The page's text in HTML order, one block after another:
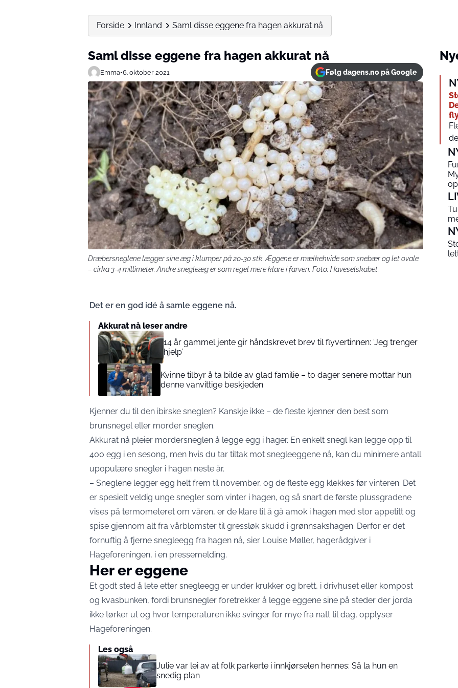
Forside Innland Saml disse eggene fra hagen akkurat nå
Saml disse eggene fra hagen akkurat nå
Emma•6. oktober 2021 Følg dagens.no på Google
Dræbersneglene lægger sine æg i klumper på 20-30 stk. Æggene er mælkehvide som snebær og let ovale
– cirka 3-4 millimeter. Andre snegleæg er som regel mere klare i farven. Foto: Haveselskabet.
Det er en god idé å samle eggene nå.
Akkurat nå leser andre
14 år gammel jente gir håndskrevet brev til flyvertinnen: ‘Jeg trenger
hjelp’
Kvinne tilbyr å ta bilde av glad familie – to dager senere mottar hun
denne vanvittige beskjeden
Kjenner du til den ibirske sneglen? Kanskje ikke – de fleste kjenner den best som
brunsnegel eller morder sneglen.
Akkurat nå pleier mordersneglen å legge egg i hager. En enkelt snegl kan legge opp til
400 egg i en sesong, men hvis du tar tiltak mot snegleeggene nå, kan du minimere antall
upopulære snegler i hagen neste år.
– Sneglene legger egg helt frem til november, og de fleste egg klekkes før vinteren. Det
er spesielt veldig unge snegler som vinter i hagen, og så snart de første plussgradene
vises på termometeret om våren, er de klare til å gå amok i hagen med stor appetitt og
spise gjennom alt fra vårblomster til gressløk skudd i grønnsakshagen. Derfor er det
fornuftig å fjerne snegleegg fra hagen nå, sier Louise Møller, hagerådgiver i
Hageforeningen, i en pressemelding.
Her er eggene
Et godt sted å lete etter snegleegg er under krukker og brett, i drivhuset eller kompost
og kvasbunken, fordi brunsnegler foretrekker å legge eggene sine på steder der jorda
ikke tørker ut og hvor temperaturen ikke svinger for mye fra natt til dag, opplyser
Hageforeningen.
Les også
Julie var lei av at folk parkerte i innkjørselen hennes: Så la hun en
snedig plan